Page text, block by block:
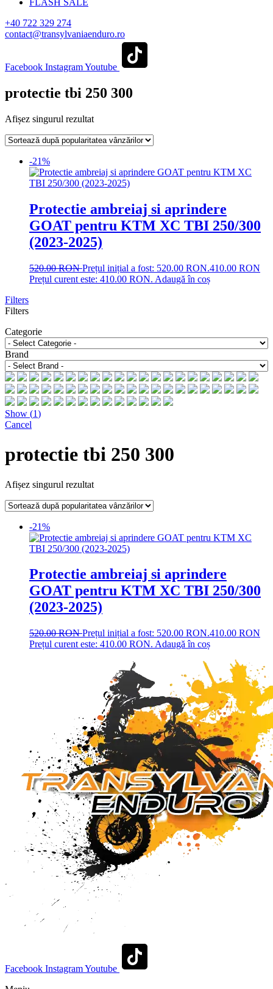
FLASH SALE
+40 722 329 274
contact@transylvaniaenduro.ro
Facebook InstagramYoutube
protectie tbi 250 300
Afișez singurul rezultat
-21%
Protectie ambreiaj si aprindere
GOAT pentru KTM XC TBI 250/300
(2023-2025)
520.00RONPrețul inițial a fost: 520.00 RON.410.00 RON
Prețul curent este: 410.00 RON. Adaugă în coș
Filters
Filters
Categorie
Brand
Show (1)
Cancel
protectie tbi 250 300
Afișez singurul rezultat
-21%
Protectie ambreiaj si aprindere
GOAT pentru KTM XC TBI 250/300
(2023-2025)
520.00RONPrețul inițial a fost: 520.00 RON.410.00 RON
Prețul curent este: 410.00 RON. Adaugă în coș
Facebook InstagramYoutube